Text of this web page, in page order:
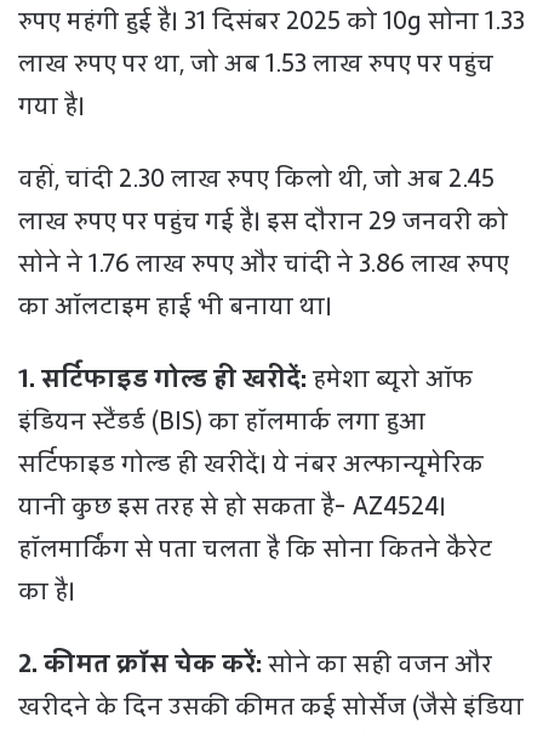
रुपए महंगी हुई है। 31 दिसंबर 2025 को 10g सोना 1.33
लाख रुपए पर था, जो अब 1.53 लाख रुपए पर पहुंच
गया है।
वहीं, चांदी 2.30 लाख रुपए किलो थी, जो अब 2.45
लाख रुपए पर पहुंच गई है। इस दौरान 29 जनवरी को
सोने ने 1.76 लाख रुपए और चांदी ने 3.86 लाख रुपए
का ऑलटाइम हाई भी बनाया था।
1. सर्टिफाइड गोल्ड ही खरीदें:हमेशा ब्यूरो ऑफ
इंडियन स्टैंडर्ड (BIS) का हॉलमार्क लगा हुआ
सर्टिफाइड गोल्ड ही खरीदें। ये नंबर अल्फान्यूमेरिक
यानी कुछ इस तरह से हो सकता है- AZ4524।
हॉलमार्किंग से पता चलता है कि सोना कितने कैरेट
का है।
2. कीमत क्रॉस चेक करें:सोने का सही वजन और
खरीदने के दिन उसकी कीमत कई सोर्सेज (जैसे इंडिया